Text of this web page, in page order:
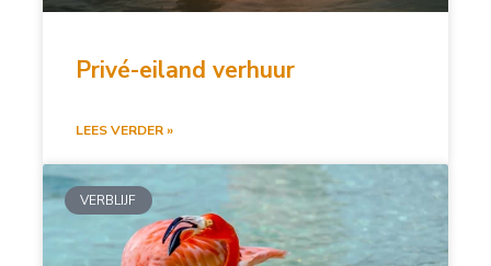
Privé-eiland verhuur
LEES VERDER »
VERBLIJF